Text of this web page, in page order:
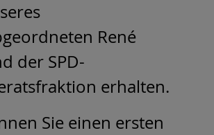
René
der SPD-
erhalten.
Sie einen ersten